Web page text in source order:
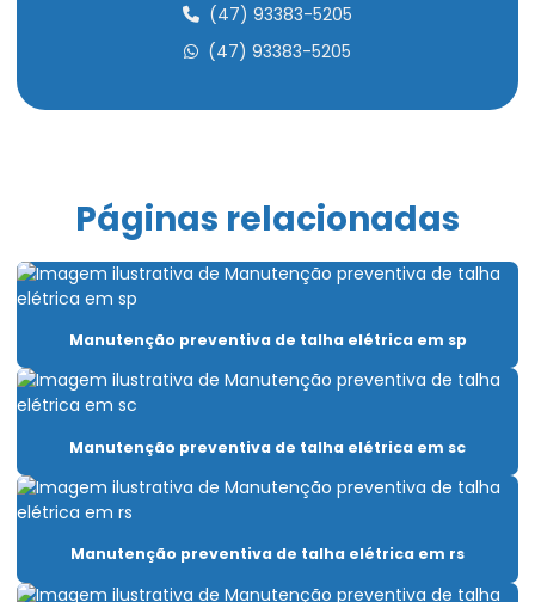
Cabo de aço para elevadores
Cabo de aço para talha elétrica
Caminho de rolamento para pontes rolantes
Carro Talha Duplaviga
Carro Talha Motorizado Para Cargas Pesadas
Célula carga industrial
(47) 93383-5205
(47) 93383-5205
Páginas relacionadas
Manutenção preventiva de talha elétrica em sp
Manutenção preventiva de talha elétrica em sc
Manutenção preventiva de talha elétrica em rs